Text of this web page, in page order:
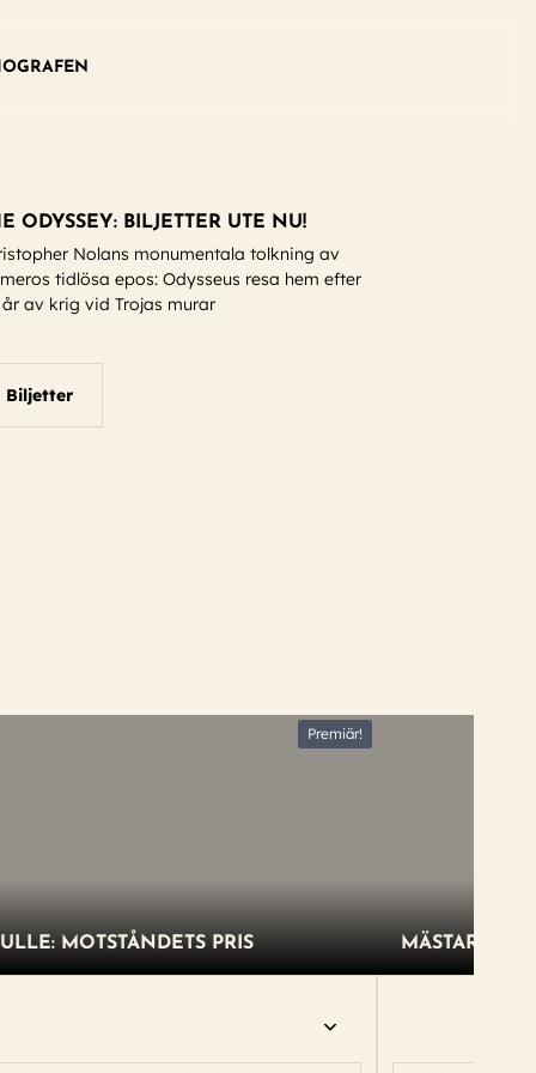
ODYSSEY: BILJETTER UTE NU!
Nolans monumentala tolkning av
tidlösa epos: Odysseus resa hem efter
av krig vid Trojas murar
Biljetter
Premiär!
MOTSTÅNDETS PRIS MÄSTAREN